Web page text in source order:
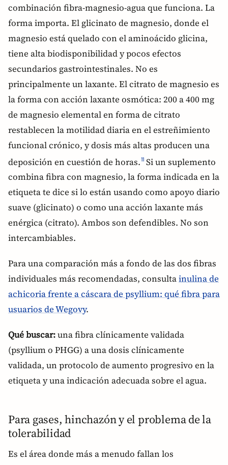
combinación fibra-magnesio-agua que funciona. La
forma importa. El glicinato de magnesio, donde el
magnesio está quelado con el aminoácido glicina,
tiene alta biodisponibilidad y pocos efectos
secundarios gastrointestinales. No es
principalmente un laxante. El citrato de magnesio es
la forma con acción laxante osmótica: 200 a 400 mg
de magnesio elemental en forma de citrato
restablecen la motilidad diaria en el estreñimiento
funcional crónico, y dosis más altas producen una
deposición en cuestión de horas.11 Si un suplemento
combina fibra con magnesio, la forma indicada en la
etiqueta te dice si lo están usando como apoyo diario
suave (glicinato) o como una acción laxante más
enérgica (citrato). Ambos son defendibles. No son
intercambiables.
Para una comparación más a fondo de las dos fibras
individuales más recomendadas, consultainulina de
achicoria frente a cáscara de psyllium: qué fibra para
usuarios de Wegovy.
Qué buscar:una fibra clínicamente validada
(psyllium o PHGG) a una dosis clínicamente
validada, un protocolo de aumento progresivo en la
etiqueta y una indicación adecuada sobre el agua.
Para gases, hinchazón y el problema de la
tolerabilidad
Es el área donde más a menudo fallan los